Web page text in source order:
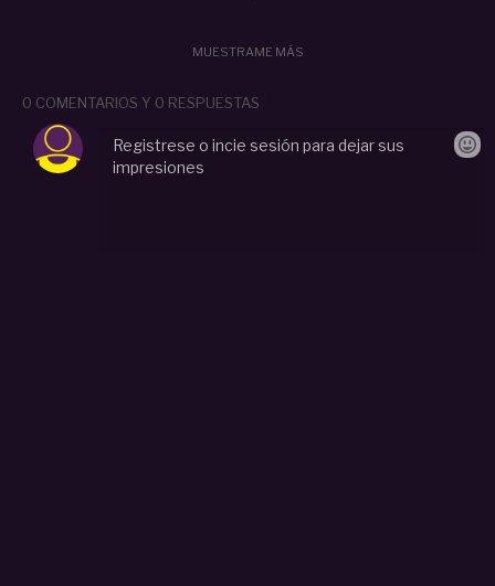
MUESTRAME MÁS
0 COMENTARIOS Y 0 RESPUESTAS